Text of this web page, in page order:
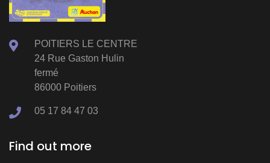
POITIERS LE CENTRE
24 Rue Gaston Hulin
fermé
86000 Poitiers
05 17 84 47 03
Find out more